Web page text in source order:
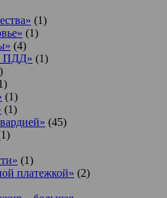
(1)
(1)
(4)
ПДД» (1)
(1)
(1)
(45)
(1)
платежкой» (2)